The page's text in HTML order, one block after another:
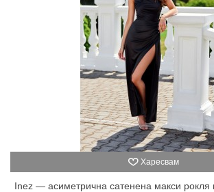
Харесвам
Inez — асиметрична сатенена макси рокля